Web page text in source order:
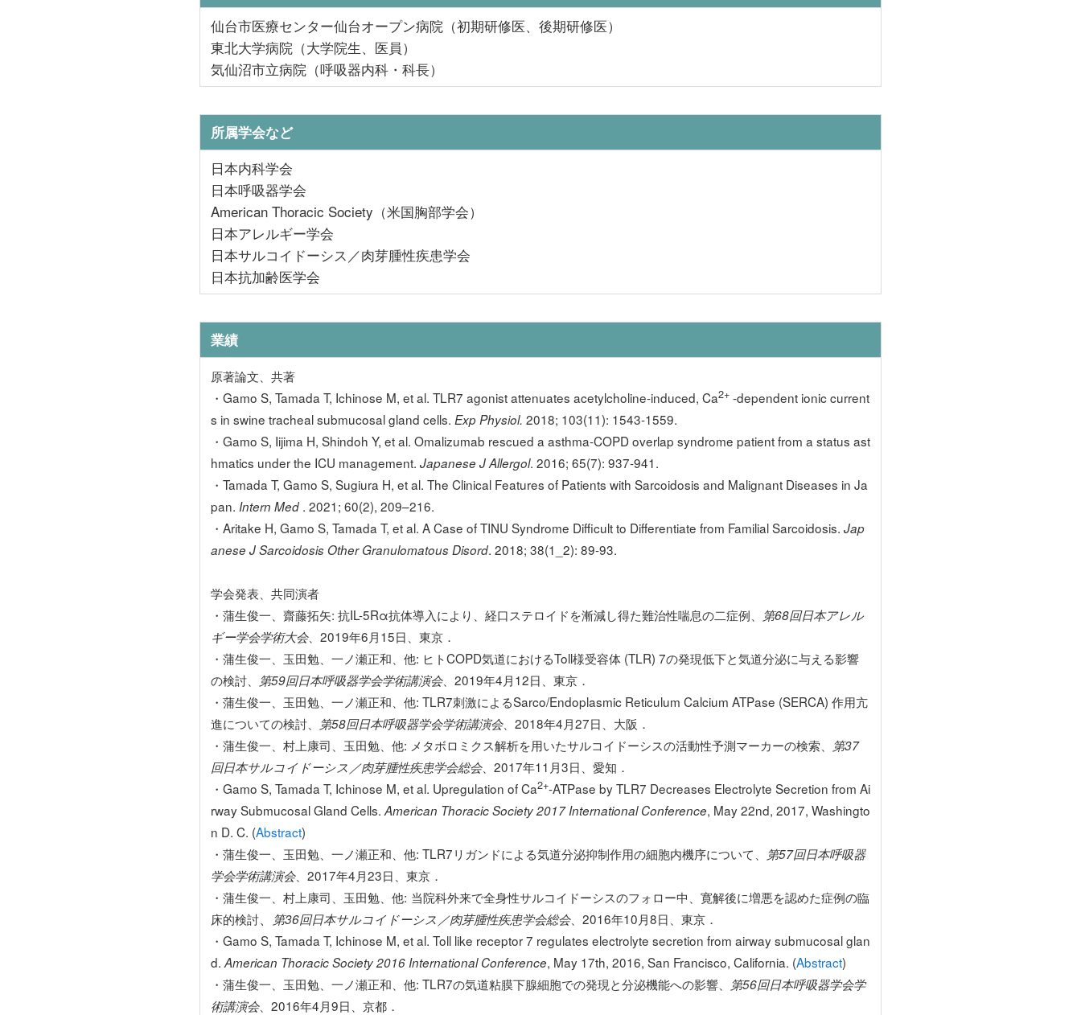
仙台市医療センター仙台オープン病院（初期研修医、後期研修医）
東北大学病院（大学院生、医員）
気仙沼市立病院（呼吸器内科・科長）
所属学会など
日本内科学会
日本呼吸器学会
American Thoracic Society（米国胸部学会）
日本アレルギー学会
日本サルコイドーシス／肉芽腫性疾患学会
日本抗加齢医学会
業績
原著論文、共著
・Gamo S, Tamada T, Ichinose M, et al. TLR7 agonist attenuates acetylcholine-induced, Ca2+-dependent ionic current
s in swine tracheal submucosal gland cells. Exp Physiol. 2018; 103(11): 1543-1559.
・Gamo S, Iijima H, Shindoh Y, et al. Omalizumab rescued a asthma-COPD overlap syndrome patient from a status ast
hmatics under the ICU management. Japanese J Allergol. 2016; 65(7): 937-941.
・Tamada T, Gamo S, Sugiura H, et al. The Clinical Features of Patients with Sarcoidosis and Malignant Diseases in Ja
pan. Intern Med . 2021; 60(2), 209–216.
・Aritake H, Gamo S, Tamada T, et al. A Case of TINU Syndrome Difficult to Differentiate from Familial Sarcoidosis. Jap
anese J Sarcoidosis Other Granulomatous Disord. 2018; 38(1_2): 89-93.
学会発表、共同演者
・蒲生俊一、齋藤拓矢: 抗IL-5Rα抗体導入により、経口ステロイドを漸減し得た難治性喘息の二症例、
第68回日本アレル
ギー学会学術大会、2019年6月15日、東京．
・蒲生俊一、玉田勉、一ノ瀬正和、他: ヒトCOPD気道におけるToll様受容体 (TLR) 7の発現低下と気道分泌に与える影響
の検討、
第59回日本呼吸器学会学術講演会、2019年4月12日、東京．
・蒲生俊一、玉田勉、一ノ瀬正和、他: TLR7刺激によるSarco/Endoplasmic Reticulum Calcium ATPase (SERCA) 作用亢
進についての検討、
第58回日本呼吸器学会学術講演会、2018年4月27日、大阪．
・蒲生俊一、村上康司、玉田勉、他: メタボロミクス解析を用いたサルコイドーシスの活動性予測マーカーの検索、
第37
回日本サルコイドーシス／肉芽腫性疾患学会総会、2017年11月3日、愛知．
・Gamo S, Tamada T, Ichinose M, et al. Upregulation of Ca2+-ATPase by TLR7 Decreases Electrolyte Secretion from Ai
rway Submucosal Gland Cells. American Thoracic Society 2017 International Conference, May 22nd, 2017, Washingto
n D. C. (Abstract)
・蒲生俊一、玉田勉、一ノ瀬正和、他: TLR7リガンドによる気道分泌抑制作用の細胞内機序について、
第57回日本呼吸器
学会学術講演会、2017年4月23日、東京．
・蒲生俊一、村上康司、玉田勉、他: 当院科外来で全身性サルコイドーシスのフォロー中、寛解後に増悪を認めた症例の臨
床的検討、 第36回日本サルコイドーシス／肉芽腫性疾患学会総会、2016年10月8日、東京．
・Gamo S, Tamada T, Ichinose M, et al. Toll like receptor 7 regulates electrolyte secretion from airway submucosal glan
d. American Thoracic Society 2016 International Conference, May 17th, 2016, San Francisco, California. (Abstract)
・蒲生俊一、玉田勉、一ノ瀬正和、他: TLR7の気道粘膜下腺細胞での発現と分泌機能への影響、
第56回日本呼吸器学会学
術講演会、2016年4月9日、京都．